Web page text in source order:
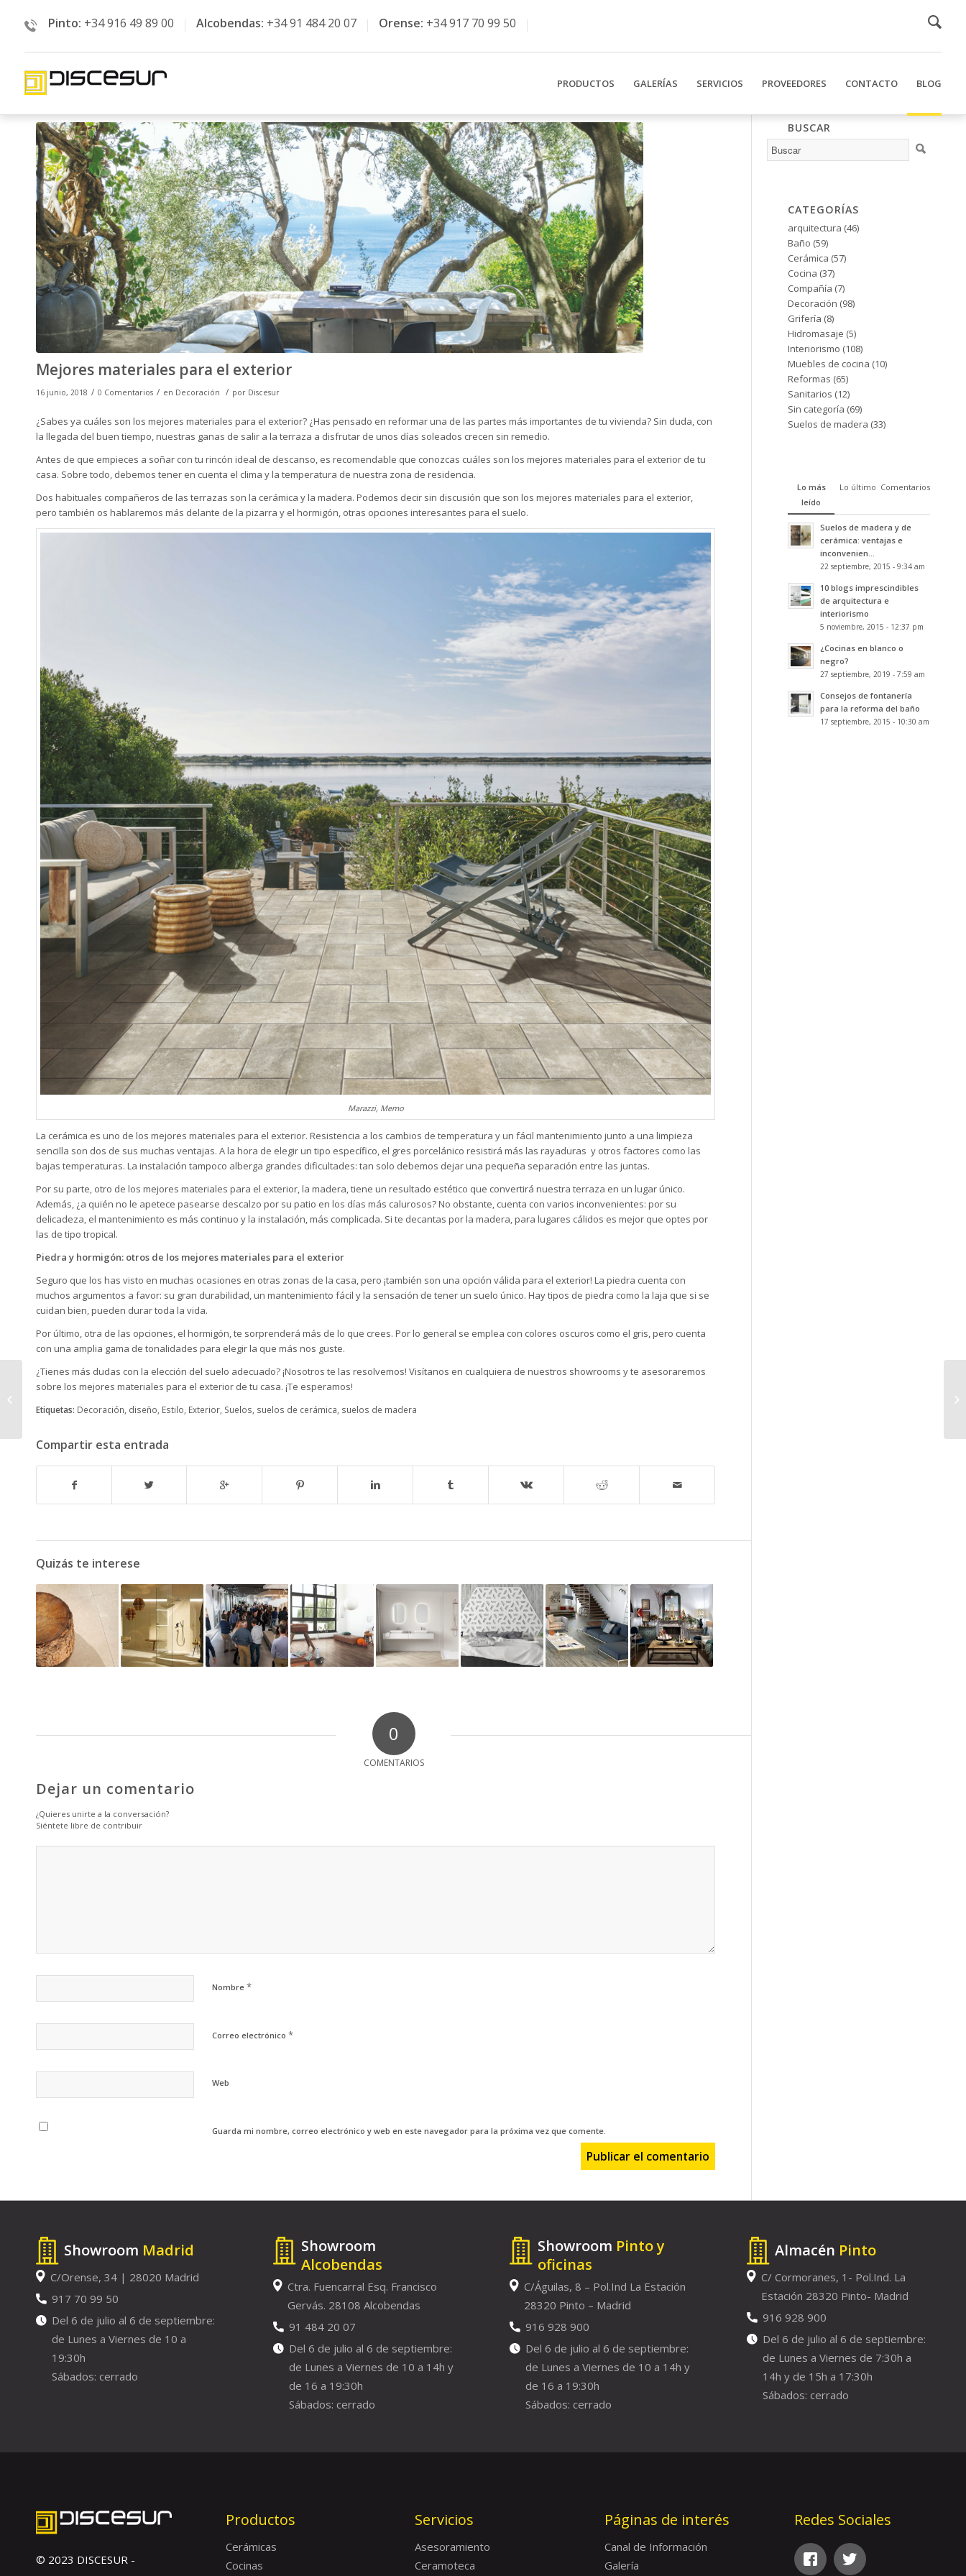
Pinto: +34 916 49 89 00 Alcobendas: +34 91 484 20 07 Orense: +34 917 70 99 50
PRODUCTOS GALERÍAS SERVICIOS PROVEEDORES CONTACTO BLOG
Mejores materiales para el exterior
16 junio, 2018 / 0 Comentarios / en Decoración / por Discesur
¿Sabes ya cuáles son los mejores materiales para el exterior? ¿Has pensado en reformar una de las partes más importantes de tu vivienda? Sin duda, con
la llegada del buen tiempo, nuestras ganas de salir a la terraza a disfrutar de unos días soleados crecen sin remedio.
Antes de que empieces a soñar con tu rincón ideal de descanso, es recomendable que conozcas cuáles son los mejores materiales para el exterior de tu
casa. Sobre todo, debemos tener en cuenta el clima y la temperatura de nuestra zona de residencia.
Dos habituales compañeros de las terrazas son la cerámica y la madera. Podemos decir sin discusión que son los mejores materiales para el exterior,
pero también os hablaremos más delante de la pizarra y el hormigón, otras opciones interesantes para el suelo.
Marazzi, Memo
La cerámica es uno de los mejores materiales para el exterior. Resistencia a los cambios de temperatura y un fácil mantenimiento junto a una limpieza
sencilla son dos de sus muchas ventajas. A la hora de elegir un tipo específico, el gres porcelánico resistirá más las rayaduras y otros factores como las
bajas temperaturas. La instalación tampoco alberga grandes dificultades: tan solo debemos dejar una pequeña separación entre las juntas.
Por su parte, otro de los mejores materiales para el exterior, la madera, tiene un resultado estético que convertirá nuestra terraza en un lugar único.
Además, ¿a quién no le apetece pasearse descalzo por su patio en los días más calurosos? No obstante, cuenta con varios inconvenientes: por su
delicadeza, el mantenimiento es más continuo y la instalación, más complicada. Si te decantas por la madera, para lugares cálidos es mejor que optes por
las de tipo tropical.
Piedra y hormigón: otros de los mejores materiales para el exterior
Seguro que los has visto en muchas ocasiones en otras zonas de la casa, pero ¡también son una opción válida para el exterior! La piedra cuenta con
muchos argumentos a favor: su gran durabilidad, un mantenimiento fácil y la sensación de tener un suelo único. Hay tipos de piedra como la laja que si se
cuidan bien, pueden durar toda la vida.
Por último, otra de las opciones, el hormigón, te sorprenderá más de lo que crees. Por lo general se emplea con colores oscuros como el gris, pero cuenta
con una amplia gama de tonalidades para elegir la que más nos guste.
¿Tienes más dudas con la elección del suelo adecuado? ¡Nosotros te las resolvemos! Visítanos en cualquiera de nuestros showrooms y te asesoraremos
sobre los mejores materiales para el exterior de tu casa. ¡Te esperamos!
Etiquetas: Decoración diseño Estilo Exterior Suelos suelos de cerámica suelos de madera
Compartir esta entrada
Quizás te interese
0
COMENTARIOS
Dejar un comentario
¿Quieres unirte a la conversación?
Siéntete libre de contribuir
Nombre *
Correo electrónico *
Web
Guarda mi nombre, correo electrónico y web en este navegador para la próxima vez que comente.
BUSCAR
CATEGORÍAS
arquitectura (46)
Baño (59)
Cerámica (57)
Cocina (37)
Compañía (7)
Decoración (98)
Grifería (8)
Hidromasaje (5)
Interiorismo (108)
Muebles de cocina (10)
Reformas (65)
Sanitarios (12)
Sin categoría (69)
Suelos de madera (33)
Lo más
leído
Lo último Comentarios
Suelos de madera y de
cerámica: ventajas e
inconvenien...
22 septiembre, 2015 - 9:34 am
10 blogs imprescindibles
de arquitectura e
interiorismo
5 noviembre, 2015 - 12:37 pm
¿Cocinas en blanco o
negro?
27 septiembre, 2019 - 7:59 am
Consejos de fontanería
para la reforma del baño
17 septiembre, 2015 - 10:30 am
Showroom Madrid
C/Orense, 34 | 28020 Madrid
917 70 99 50
Del 6 de julio al 6 de septiembre:
de Lunes a Viernes de 10 a
19:30h
Sábados: cerrado
Showroom
Alcobendas
Ctra. Fuencarral Esq. Francisco
Gervás. 28108 Alcobendas
91 484 20 07
Del 6 de julio al 6 de septiembre:
de Lunes a Viernes de 10 a 14h y
de 16 a 19:30h
Sábados: cerrado
Showroom Pinto y
oficinas
C/Águilas, 8 – Pol.Ind La Estación
28320 Pinto – Madrid
916 928 900
Del 6 de julio al 6 de septiembre:
de Lunes a Viernes de 10 a 14h y
de 16 a 19:30h
Sábados: cerrado
Almacén Pinto
C/ Cormoranes, 1- Pol.Ind. La
Estación 28320 Pinto- Madrid
916 928 900
Del 6 de julio al 6 de septiembre:
de Lunes a Viernes de 7:30h a
14h y de 15h a 17:30h
Sábados: cerrado
© 2023 DISCESUR -
Productos
Cerámicas
Cocinas
Servicios
Asesoramiento
Ceramoteca
Páginas de interés
Canal de Información
Galería
Redes Sociales
Marazzi, cerámica
italiana de calidad